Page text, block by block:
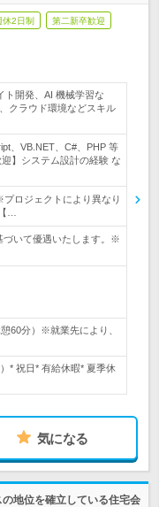
休2日制 第二新卒歓迎
ト開発、AI 機械学習な
クラウド環境などスキル
、VB.NET、C#、PHP 等
】システム設計の経験 な
ロジェクトにより異なり
…
づいて優遇いたします。※
60分）※就業先により、
* 祝日* 有給休暇* 夏季休
気になる
地位を確立している住宅会